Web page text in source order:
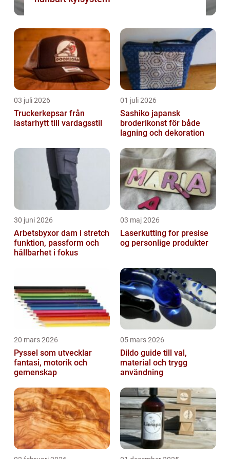
03 juli 2026
Truckerkepsar från
lastarhytt till vardagsstil
01 juli 2026
Sashiko japansk
broderikonst för både
lagning och dekoration
30 juni 2026
Arbetsbyxor dam i stretch
funktion, passform och
hållbarhet i fokus
03 maj 2026
Laserkutting for presise
og personlige produkter
20 mars 2026
Pyssel som utvecklar
fantasi, motorik och
gemenskap
05 mars 2026
Dildo guide till val,
material och trygg
användning